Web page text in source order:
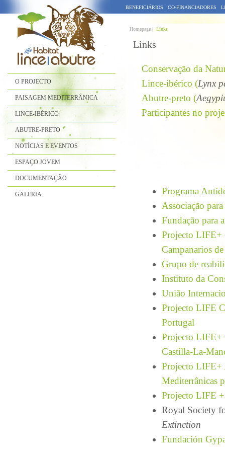
O PROJECTO
PAISAGEM MEDITERRÂNICA
LINCE-IBÉRICO
ABUTRE-PRETO
NOTÍCIAS E EVENTOS
ESPAÇO JOVEM
DOCUMENTAÇÃO
GALERIA
BENEFICIÁRIOS CO-FINANCIADORES
Homepage | Links
Links
Conservação da
Lince-ibérico (Lynx
Abutre-preto (
Participantes no
Programa
Associação
Fundação para
Projecto LIFE+
Campanarios
Grupo de
Instituto da
União
Projecto LIFE
Portugal
Projecto LIFE+
Castilla-La-
Projecto LIFE+
Mediterrânicas
Projecto LIFE +
Royal Society
Extinction
Fundación